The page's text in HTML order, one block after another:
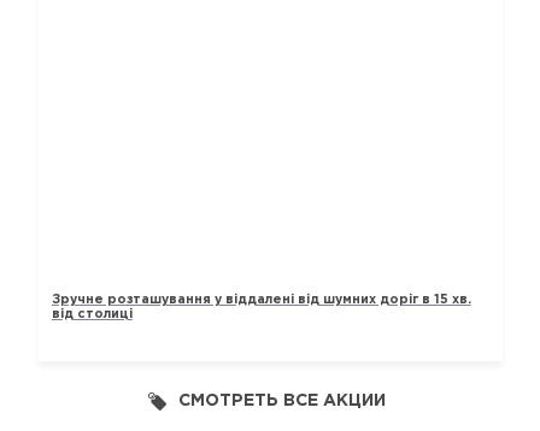
Зручне розташування у віддалені від шумних доріг в 15 хв.
від столиці
СМОТРЕТЬ ВСЕ АКЦИИ